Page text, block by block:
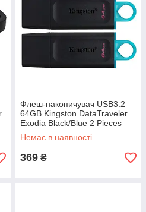
Флеш-накопичувач USB3.2
64GB Kingston DataTraveler
Exodia Black/Blue 2 Pieces
Немає в наявності
369 ₴